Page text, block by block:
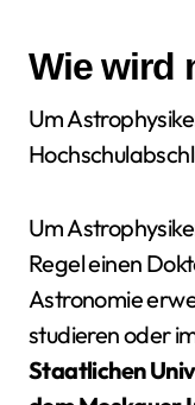
Wie wird
Um
Um
Regel einen
Astronomie
studieren oder
Staatlichen